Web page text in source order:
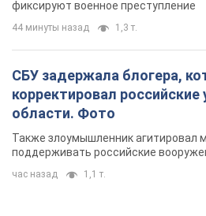
фиксируют военное преступление
44 минуты назад 1,3 т.
СБУ задержала блогера,
корректировал
области. Фото
Также злоумышленник агитировал
поддерживать российские
час назад 1,1 т.